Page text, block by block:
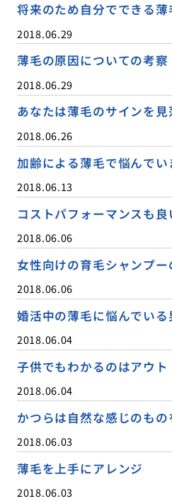
将来のため自分でできる
2018.06.29
薄毛の原因についての考察
2018.06.29
あなたは薄毛のサインを
2018.06.26
加齢による薄毛で悩んでい
2018.06.13
コストパフォーマンスも
2018.06.06
女性向けの育毛シャンプー
2018.06.06
婚活中の薄毛に悩んでいる
2018.06.04
子供でもわかるのはアウト
2018.06.04
かつらは自然な感じのもの
2018.06.03
薄毛を上手にアレンジ
2018.06.03